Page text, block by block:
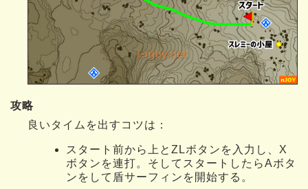
攻略
良いタイムを出すコツは：
スタート前から上とZLボタンを入力し、X
ボタンを連打。そしてスタートしたらAボタ
ンをして盾サーフィンを開始する。